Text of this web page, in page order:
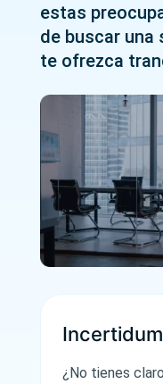
estas
de buscar una
te ofrezca
¿No tienes